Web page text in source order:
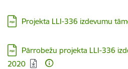
Lejupielādēt:
Projekta LLI-336 izdevumu
Lejupielādēt:
Pārrobežu projekta LLI-336
2020